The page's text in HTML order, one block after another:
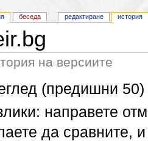
на версиите
(предишни
направете
да сравните,
беседа редактиране история